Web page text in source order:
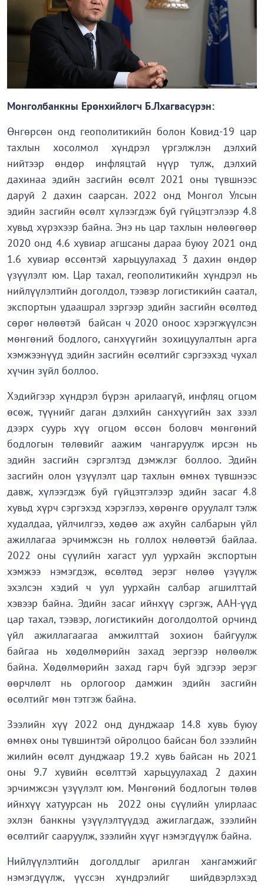
Монголбанкны Ерөнхийлөгч Б.Лхагвасүрэн:
Өнгөрсөн онд геополитикийн болон Ковид-19 цар
тахлын хосолмол хүндрэл үргэлжлэн дэлхий
нийтээр өндөр инфляцтай нүүр тулж, дэлхий
дахинаа эдийн засгийн өсөлт 2021 оны түвшнээс
даруй 2 дахин саарсан. 2022 онд Монгол Улсын
эдийн засгийн өсөлт хүлээгдэж буй гүйцэтгэлээр 4.8
хувьд хүрэхээр байна. Энэ нь цар тахлын нөлөөгөөр
2020 онд 4.6 хувиар агшсаны дараа буюу 2021 онд
1.6 хувиар өссөнтэй харьцуулахад 3 дахин өндөр
үзүүлэлт юм. Цар тахал, геополитикийн хүндрэл нь
нийлүүлэлтийн доголдол, тээвэр логистикийн саатал,
экспортын удаашрал зэргээр эдийн засгийн өсөлтөд
сөрөг нөлөөтэй байсан ч 2020 оноос хэрэгжүүлсэн
мөнгөний бодлого, санхүүгийн зохицуулалтын арга
хэмжээнүүд эдийн засгийн өсөлтийг сэргээхэд чухал
хүчин зүйл боллоо.
Хэдийгээр хүндрэл бүрэн арилаагүй, инфляц огцом
өсөж, түүнийг даган дэлхийн санхүүгийн зах зээл
дээрх суурь хүү огцом өссөн боловч мөнгөний
бодлогын төлөвийг аажим чангаруулж ирсэн нь
эдийн засгийн сэргэлтэд дэмжлэг боллоо. Эдийн
засгийн олон үзүүлэлт цар тахлын өмнөх түвшнээс
давж, хүлээгдэж буй гүйцэтгэлээр эдийн засаг 4.8
хувьд хүрч сэргэхэд хэрэглээ, хөрөнгө оруулалт тэлж
худалдаа, үйлчилгээ, хөдөө аж ахуйн салбарын үйл
ажиллагаа эрчимжсэн нь голлох нөлөөтэй байлаа.
2022 оны сүүлийн хагаст уул уурхайн экспортын
хэмжээ нэмэгдэж, өсөлтөд эерэг нөлөө үзүүлж
эхэлсэн хэдий ч уул уурхайн салбар агшилттай
хэвээр байна. Эдийн засаг ийнхүү сэргэж, ААН-үүд
цар тахал, тээвэр, логистикийн доголдолтой орчинд
үйл ажиллагаагаа амжилттай зохион байгуулж
байгаа нь хөдөлмөрийн захад эергээр нөлөөлж
байна. Хөдөлмөрийн захад гарч буй эдгээр эерэг
өөрчлөлт нь орлогоор дамжин эдийн засгийн
өсөлтийг мөн тэтгэж байна.
Зээлийн хүү 2022 онд дунджаар 14.8 хувь буюу
өмнөх оны түвшинтэй ойролцоо байсан бол зээлийн
жилийн өсөлт дунджаар 19.2 хувь байсан нь 2021
оны 9.7 хувийн өсөлттэй харьцуулахад 2 дахин
эрчимжсэн үзүүлэлт юм. Мөнгөний бодлогын төлөв
ийнхүү хатуурсан нь 2022 оны сүүлийн улирлаас
эхлэн банкны үзүүлэлтүүдэд ажиглагдаж, зээлийн
өсөлтийг сааруулж, зээлийн хүүг нэмэгдүүлж байна.
Нийлүүлэлтийн доголдлыг арилган хангамжийг
нэмэгдүүлж, үүссэн хүндрэлийг шийдвэрлэхэд